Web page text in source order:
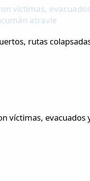
víctimas,
atravie
rutas
víctimas,